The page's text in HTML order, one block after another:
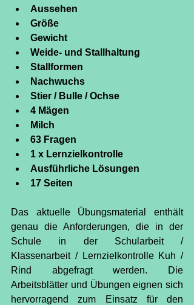
Aussehen
Größe
Gewicht
Weide- und Stallhaltung
Stallformen
Nachwuchs
Stier / Bulle / Ochse
4 Mägen
Milch
63 Fragen
1 x Lernzielkontrolle
Ausführliche Lösungen
17 Seiten
Das aktuelle Übungsmaterial enthält
genau die Anforderungen, die in der
Schule in der Schularbeit /
Klassenarbeit / Lernzielkontrolle Kuh /
Rind abgefragt werden. Die
Arbeitsblätter und Übungen eignen sich
hervorragend zum Einsatz für den